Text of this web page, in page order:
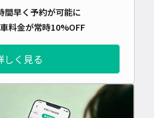
間早く予約が可能に
料金が常時10%OFF
しく見る